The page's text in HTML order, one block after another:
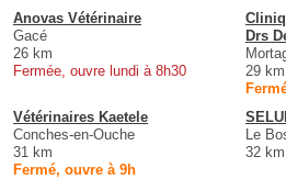
Anovas Vétérinaire
Gacé
26 km
Fermée, ouvre lundi à 8h30
Drs
29 km
Vétérinaires Kaetele
Conches-en-Ouche
31 km
Fermé, ouvre à 9h
Le
32 km